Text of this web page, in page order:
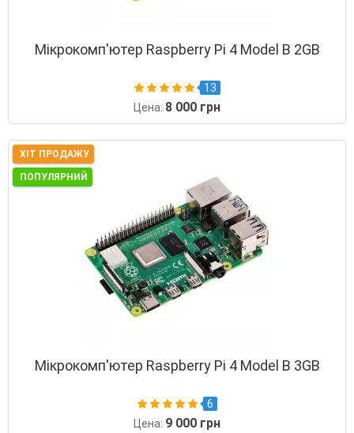
Мікрокомп'ютер Raspberry Pi 4 Model B 2GB
13
Цена: 8 000 грн
ХІТ ПРОДАЖУ
ПОПУЛЯРНИЙ
Мікрокомп'ютер Raspberry Pi 4 Model B 3GB
6
Цена: 9 000 грн